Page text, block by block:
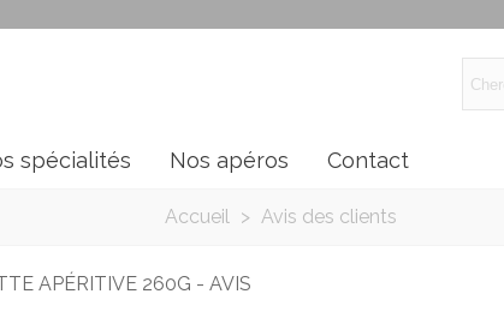
spécialités Nos apéros Contact
Accueil > Avis des clients
APÉRITIVE 260G - AVIS